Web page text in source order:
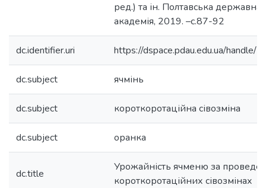
ред.) та ін. Полтавська державна
академія, 2019. –с.87-92
dc.identifier.uri https://dspace.pdau.edu.ua/
dc.subject ячмінь
dc.subject короткоротаційна сівозміна
dc.subject оранка
dc.title
Урожайність ячменю за
короткоротаційних сівозмінах